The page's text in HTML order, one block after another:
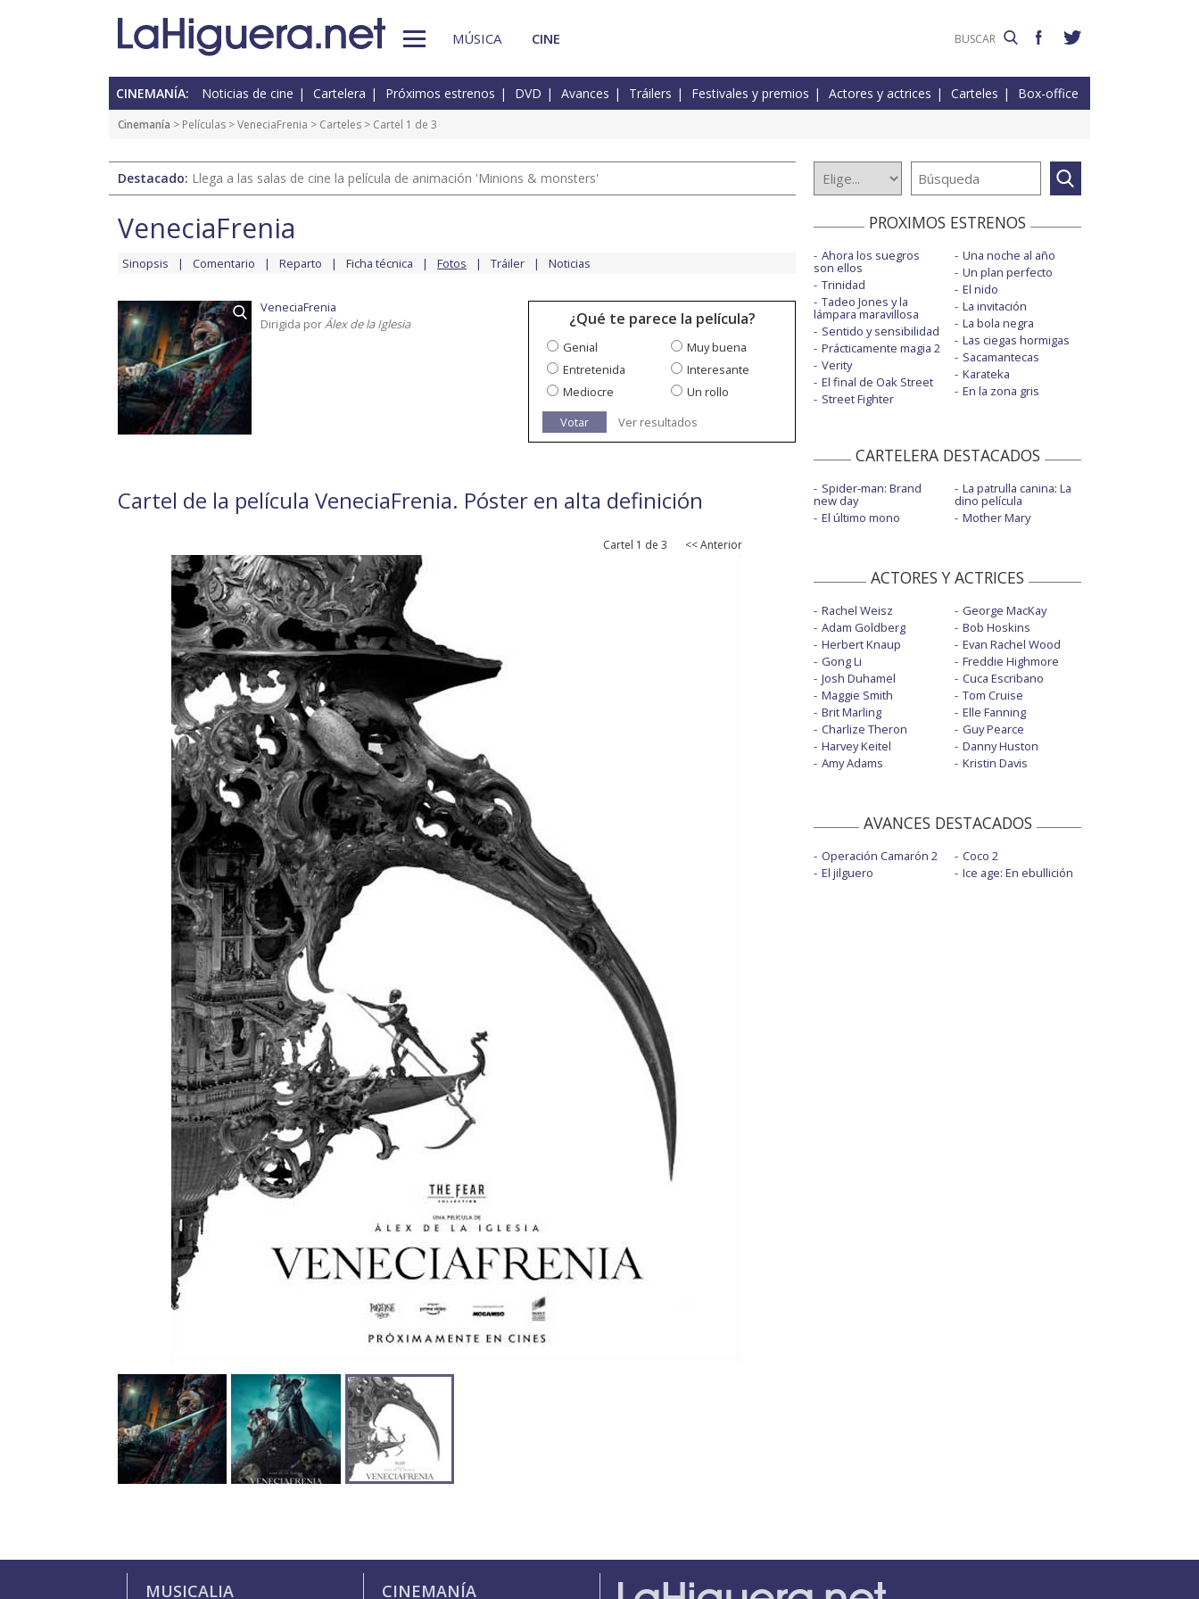
MÚSICA CINE
CINEMANÍA: Noticias de cine Cartelera Próximos estrenos DVD Avances Tráilers Festivales y premios Actores y actrices Carteles Box-office
Cinemanía > Películas >VeneciaFrenia > Carteles > Cartel 1 de 3
Destacado: Llega a las salas de cine la película de animación 'Minions & monsters'
VeneciaFrenia
Sinopsis Comentario Reparto Ficha técnica Fotos Tráiler Noticias
VeneciaFrenia
Dirigida porÁlex de la Iglesia ¿Qué te parece la película?
Genial
Muy buena
Entretenida
Interesante
Mediocre
Un rollo
Votar
Ver resultados
Cartel de la película VeneciaFrenia. Póster en alta definición
Cartel 1 de 3 << Anterior
PROXIMOS ESTRENOS
Ahora los suegros
son ellos
Trinidad
Tadeo Jones y la
lámpara maravillosa
Sentido y sensibilidad
Prácticamente magia 2
Verity
El final de Oak Street
Street Fighter
Una noche al año
Un plan perfecto
El nido
La invitación
La bola negra
Las ciegas hormigas
Sacamantecas
Karateka
En la zona gris
CARTELERA DESTACADOS
Spider-man: Brand
new day
El último mono
La patrulla canina: La
dino película
Mother Mary
ACTORES Y ACTRICES
Rachel Weisz
Adam Goldberg
Herbert Knaup
Gong Li
Josh Duhamel
Maggie Smith
Brit Marling
Charlize Theron
Harvey Keitel
Amy Adams
George MacKay
Bob Hoskins
Evan Rachel Wood
Freddie Highmore
Cuca Escribano
Tom Cruise
Elle Fanning
Guy Pearce
Danny Huston
Kristin Davis
AVANCES DESTACADOS
Operación Camarón 2
El jilguero
Coco 2
Ice age: En ebullición
MUSICALIA CINEMANÍA